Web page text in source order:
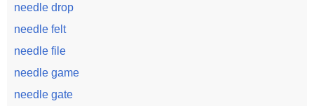
needle drop
needle felt
needle file
needle game
needle gate